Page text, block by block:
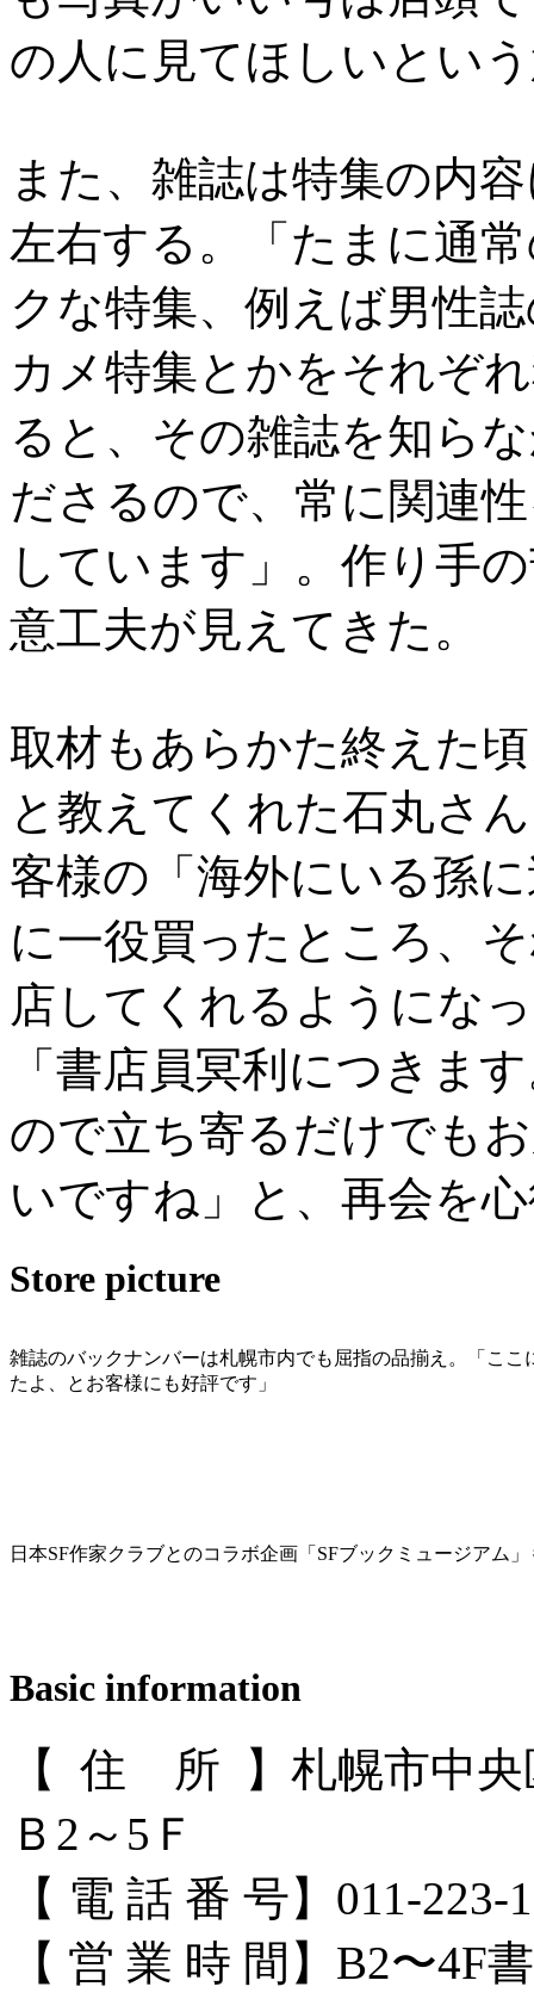
の人に見てほしいとい
また、雑誌は特集の内
左右する。「たまに通
クな特集、例えば男性
カメ特集とかをそれぞ
ると、その雑誌を知ら
ださるので、常に関連
しています」。作り手
意工夫が見えてきた。
取材もあらかた終えた
と教えてくれた石丸さ
客様の「海外にいる孫
に一役買ったところ、
店してくれるようにな
「書店員冥利につきま
ので立ち寄るだけでも
いですね」と、再会を
Store picture
雑誌のバックナンバーは札幌市内でも屈指の品揃え。「ここ
たよ、とお客様にも好評です」
日本SF作家クラブとのコラボ企画「SFブックミュージアム
Basic information
【 住 所 】札幌市中央
Ｂ2～5Ｆ
【 電 話 番 号】011-223-
【 営 業 時 間】B2〜